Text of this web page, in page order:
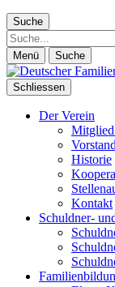
Suche
Suche
Menü Suche
Schliessen
Der Verein
Vorstand
Historie
Kontakt
Schuldner-